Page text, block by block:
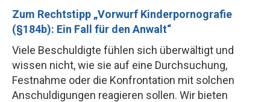
Zum Rechtstipp „Vorwurf Kinderpornografie
(§184b): Ein Fall für den Anwalt“
Viele Beschuldigte fühlen sich überwältigt und
wissen nicht, wie sie auf eine Durchsuchung,
Festnahme oder die Konfrontation mit solchen
Anschuldigungen reagieren sollen. Wir bieten